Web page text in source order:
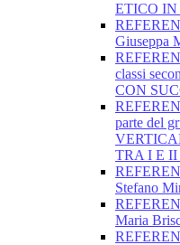
ETICO IN
Giuseppa
classi
CON
parte del
TRA I E
Stefano
Maria